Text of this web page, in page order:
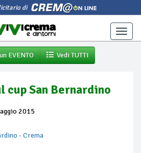
di
Toggle
EVENTO
Vedi TUTTI
cup San Bernardino
2015
- Crema